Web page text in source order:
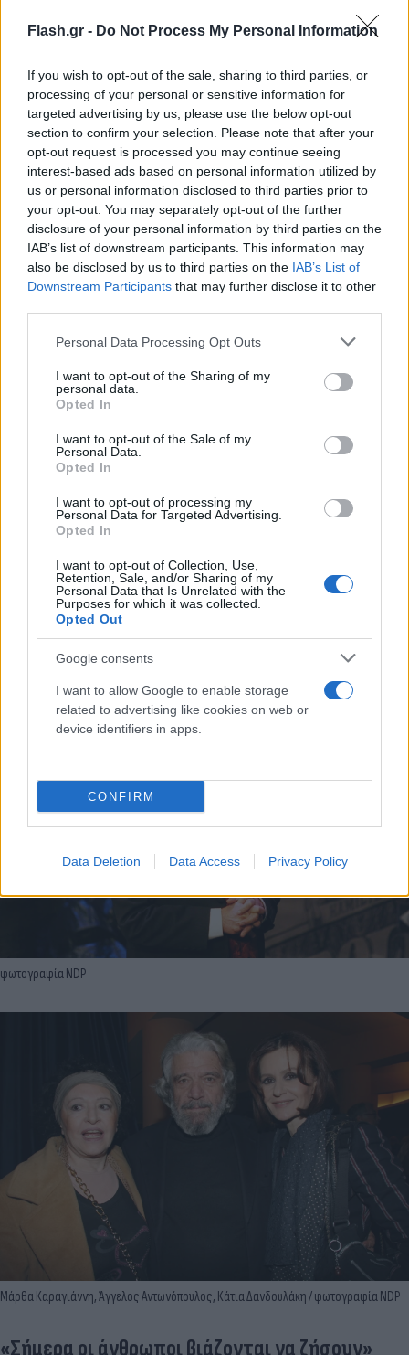
Flash.gr - Do Not Process My Personal Information
If you wish to opt-out of the sale, sharing to third parties, or
processing of your personal or sensitive information for
targeted advertising by us, please use the below opt-out
section to confirm your selection. Please note that after your
opt-out request is processed you may continue seeing
interest-based ads based on personal information utilized by
us or personal information disclosed to third parties prior to
your opt-out. You may separately opt-out of the further
disclosure of your personal information by third parties on the
IAB’s list of downstream participants. This information may
also be disclosed by us to third parties on the IAB’s List of
Downstream Participants that may further disclose it to other
Please note that this website/app uses one or more Google
not limited to your visit or usage behaviour. You may click to
grant or deny consent to Google and its third-party tags to
use your data for below specified purposes in below Google
consent section.
Personal Data Processing Opt Outs
I want to opt-out of the Sharing of my
personal data.
Opted In
I want to opt-out of the Sale of my
Personal Data.
Opted In
I want to opt-out of processing my
Personal Data for Targeted Advertising.
Opted In
I want to opt-out of Collection, Use,
Retention, Sale, and/or Sharing of my
Personal Data that Is Unrelated with the
Purposes for which it was collected.
Opted Out
Google consents
I want to allow Google to enable storage
related to advertising like cookies on web or
device identifiers in apps.
CONFIRM
Data Deletion Data Access Privacy Policy
εργάτης του θεάτρου υπήρξα. Ένας άνθρωπος
που διάβαζε, μελετούσε και προσπαθούσε να
είναι συνεπής σε αυτό που του εμπιστεύτηκε ο
κόσμος. Το θέατρο δεν είναι για να δείχνεις τον
εαυτό σου, είναι για να τον κρύβεις πίσω από
έναν ήρωα και, μέσω αυτού, να λες την αλήθεια
στους ανθρώπους. Από τον Κάρολο Κουν έμαθα
το πιο σημαντικό μάθημα: ότι η τέχνη θέλει
θυσίες, θέλει ασκητική ζωή. Δεν γίνεται να
κάνεις τέχνη αν το μυαλό σου είναι στις
κοσμικές στήλες».
φωτογραφία NDP
Μάρθα Καραγιάννη, Άγγελος Αντωνόπουλος, Κάτια Δανδουλάκη / φωτογραφία NDP
«Σήμερα οι άνθρωποι βιάζονται να ζήσουν»